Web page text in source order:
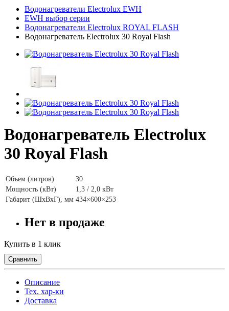
Водонагреватели Electrolux EWH
EWH выбор серии
Водонагреватели Electrolux ROYAL FLASH
Водонагреватель Electrolux 30 Royal Flash
Водонагреватель Electrolux
30 Royal Flash
Объем (литров)
30
Мощность (кВт)
1,3 / 2,0 кВт
Габарит (ШxВxГ), мм 434×600×253
Нет в продаже
Купить в 1 клик
Сравнить
Описание
Тех. хар-ки
Доставка